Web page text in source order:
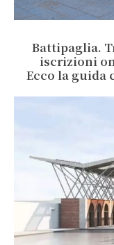
Battipaglia.
iscrizioni
Ecco la guida